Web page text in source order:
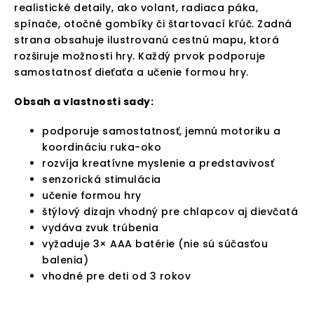
realistické detaily, ako volant, radiaca páka,
spínače, otočné gombíky či štartovací kľúč. Zadná
strana obsahuje ilustrovanú cestnú mapu, ktorá
rozširuje možnosti hry. Každý prvok podporuje
samostatnosť dieťaťa a učenie formou hry.
Obsah a vlastnosti sady:
podporuje samostatnosť, jemnú motoriku a
koordináciu ruka-oko
rozvíja kreatívne myslenie a predstavivosť
senzorická stimulácia
učenie formou hry
štýlový dizajn vhodný pre chlapcov aj dievčatá
vydáva zvuk trúbenia
vyžaduje 3× AAA batérie (nie sú súčasťou
balenia)
vhodné pre deti od 3 rokov